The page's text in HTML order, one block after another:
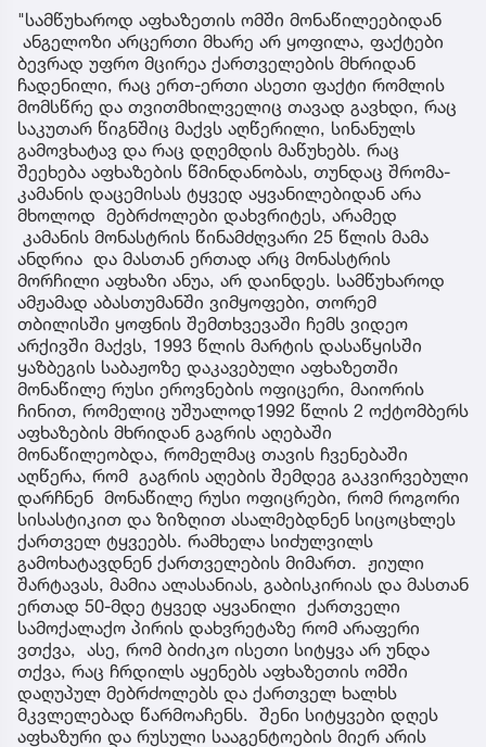
"სამწუხაროდ აფხაზეთის ომში მონაწილეებიდან
ანგელოზი არცერთი მხარე არ ყოფილა, ფაქტები
ბევრად უფრო მცირეა ქართველების მხრიდან
ჩადენილი, რაც ერთ-ერთი ასეთი ფაქტი რომლის
მომსწრე და თვითმხილველიც თავად გავხდი, რაც
საკუთარ წიგნშიც მაქვს აღწერილი, სინანულს
გამოვხატავ და რაც დღემდის მაწუხებს. რაც
შეეხება აფხაზების წმინდანობას, თუნდაც შრომა-
კამანის დაცემისას ტყვედ აყვანილებიდან არა
მხოლოდ მებრძოლები დახვრიტეს, არამედ
კამანის მონასტრის წინამძღვარი 25 წლის მამა
ანდრია და მასთან ერთად არც მონასტრის
მორჩილი აფხაზი ანუა, არ დაინდეს. სამწუხაროდ
ამჟამად აბასთუმანში ვიმყოფები, თორემ
თბილისში ყოფნის შემთხვევაში ჩემს ვიდეო
არქივში მაქვს, 1993 წლის მარტის დასაწყისში
ყაზბეგის საბაჟოზე დაკავებული აფხაზეთში
მონაწილე რუსი ეროვნების ოფიცერი, მაიორის
ჩინით, რომელიც უშუალოდ1992 წლის 2 ოქტომბერს
აფხაზების მხრიდან გაგრის აღებაში
მონაწილეობდა, რომელმაც თავის ჩვენებაში
აღწერა, რომ გაგრის აღების შემდეგ გაკვირვებული
დარჩნენ მონაწილე რუსი ოფიცრები, რომ როგორი
სისასტიკით და ზიზღით ასალმებდნენ სიცოცხლეს
ქართველ ტყვეებს. რამხელა სიძულვილს
გამოხატავდნენ ქართველების მიმართ. ჟიული
შარტავას, მამია ალასანიას, გაბისკირიას და მასთან
ერთად 50-მდე ტყვედ აყვანილი ქართველი
სამოქალაქო პირის დახვრეტაზე რომ არაფერი
ვთქვა, ასე, რომ ბიძიკო ისეთი სიტყვა არ უნდა
თქვა, რაც ჩრდილს აყენებს აფხაზეთის ომში
დაღუპულ მებრძოლებს და ქართველ ხალხს
მკვლელებად წარმოაჩენს. შენი სიტყვები დღეს
აფხაზური და რუსული სააგენტოების მიერ არის